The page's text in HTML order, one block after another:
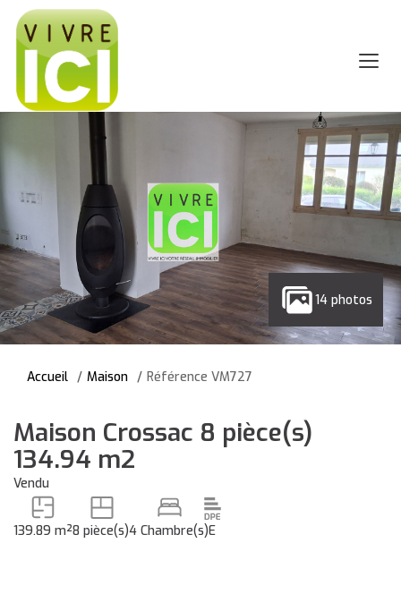
14 photos
Accueil Maison Référence VM727
Maison Crossac 8 pièce(s)
134.94 m2
Vendu
139.89 m²8 pièce(s)4 Chambre(s)E